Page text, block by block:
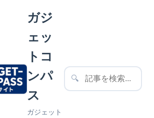
ガジ
ェッ
トコ
ンパ
ス
ガジェット
🔍